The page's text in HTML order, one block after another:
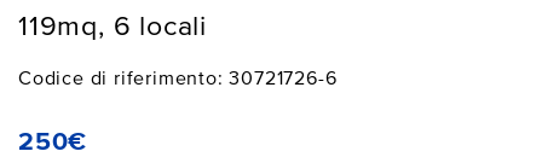
119mq, 6 locali
Codice di riferimento: 30721726-6
250€